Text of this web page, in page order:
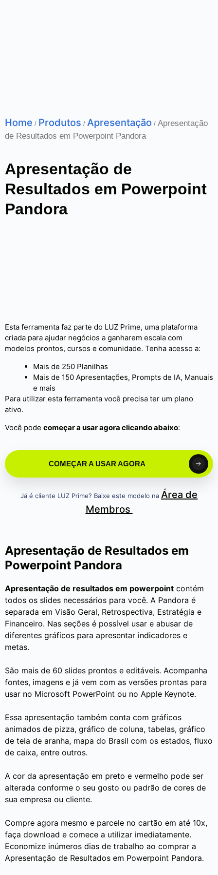
Home / Produtos / Apresentação / Apresentação
de Resultados em Powerpoint Pandora
Apresentação de
Resultados em Powerpoint
Pandora
Esta ferramenta faz parte do LUZ Prime, uma plataforma
criada para ajudar negócios a ganharem escala com
modelos prontos, cursos e comunidade. Tenha acesso a:
Mais de 250 Planilhas
Mais de 150 Apresentações, Prompts de IA, Manuais
e mais
Para utilizar esta ferramenta você precisa ter um plano
ativo.
Você pode começar a usar agora clicando abaixo:
COMEÇAR A USAR AGORA
Já é cliente LUZ Prime? Baixe este modelo na Área de
Membros
Apresentação de Resultados em
Powerpoint Pandora
Apresentação de resultados em powerpoint contém
todos os slides necessários para você. A Pandora é
separada em Visão Geral, Retrospectiva, Estratégia e
Financeiro. Nas seções é possível usar e abusar de
diferentes gráficos para apresentar indicadores e
metas.
São mais de 60 slides prontos e editáveis. Acompanha
fontes, imagens e já vem com as versões prontas para
usar no Microsoft PowerPoint ou no Apple Keynote.
Essa apresentação também conta com gráficos
animados de pizza, gráfico de coluna, tabelas, gráfico
de teia de aranha, mapa do Brasil com os estados, fluxo
de caixa, entre outros.
A cor da apresentação em preto e vermelho pode ser
alterada conforme o seu gosto ou padrão de cores de
sua empresa ou cliente.
Compre agora mesmo e parcele no cartão em até 10x,
faça download e comece a utilizar imediatamente.
Economize inúmeros dias de trabalho ao comprar a
Apresentação de Resultados em Powerpoint Pandora.